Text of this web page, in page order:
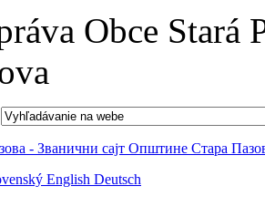
Obce Stará
English Deutsch